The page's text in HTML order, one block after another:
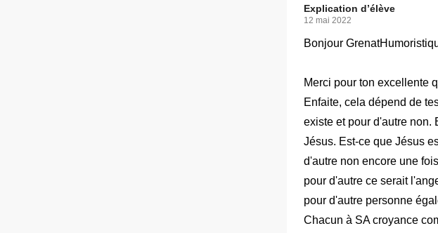
Explication d’élève
12 mai 2022
Bonjour
Merci pour ton excellente
Enfaite, cela dépend de
existe et pour d'autre non.
Jésus. Est-ce que Jésus
d'autre non encore une
pour d'autre ce serait
pour d'autre personne
Chacun à SA croyance